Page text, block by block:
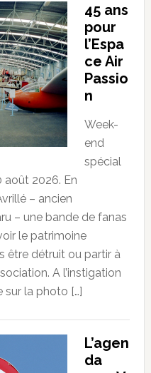
45 ans
pour
l’Espa
ce Air
Passio
n
Week-
end
spécial
août 2026. En
– ancien
– une bande de fanas
le patrimoine
être détruit ou partir à
A l’instigation
sur la photo […]
L’agen
da